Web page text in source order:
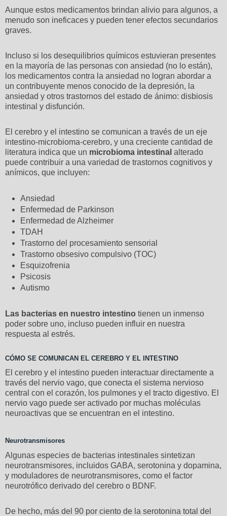
Aunque estos medicamentos brindan alivio para algunos, a
menudo son ineficaces y pueden tener efectos secundarios
graves.
Incluso si los desequilibrios químicos estuvieran presentes
en la mayoría de las personas con ansiedad (no lo están),
los medicamentos contra la ansiedad no logran abordar a
un contribuyente menos conocido de la depresión, la
ansiedad y otros trastornos del estado de ánimo: disbiosis
intestinal y disfunción.
El cerebro y el intestino se comunican a través de un eje
intestino-microbioma-cerebro, y una creciente cantidad de
literatura indica que un microbioma intestinal alterado
puede contribuir a una variedad de trastornos cognitivos y
anímicos, que incluyen:
Ansiedad
Enfermedad de Parkinson
Enfermedad de Alzheimer
TDAH
Trastorno del procesamiento sensorial
Trastorno obsesivo compulsivo (TOC)
Esquizofrenia
Psicosis
Autismo
Las bacterias en nuestro intestino tienen un inmenso
poder sobre uno, incluso pueden influir en nuestra
respuesta al estrés.
CÓMO SE COMUNICAN EL CEREBRO Y EL INTESTINO
El cerebro y el intestino pueden interactuar directamente a
través del nervio vago, que conecta el sistema nervioso
central con el corazón, los pulmones y el tracto digestivo. El
nervio vago puede ser activado por muchas moléculas
neuroactivas que se encuentran en el intestino.
Neurotransmisores
Algunas especies de bacterias intestinales sintetizan
neurotransmisores, incluidos GABA, serotonina y dopamina,
y moduladores de neurotransmisores, como el factor
neurotrófico derivado del cerebro o BDNF.
De hecho, más del 90 por ciento de la serotonina total del